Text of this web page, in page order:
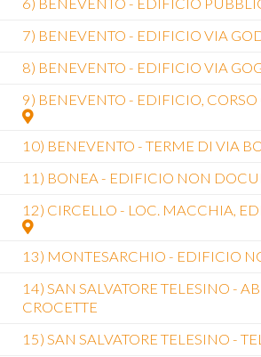
6) BENEVENTO - EDIFICIO
7) BENEVENTO - EDIFICIO VIA
8) BENEVENTO - EDIFICIO VIA
9) BENEVENTO - EDIFICIO,
10) BENEVENTO - TERME DI VIA
11) BONEA - EDIFICIO NON
12) CIRCELLO - LOC. MACCHIA,
13) MONTESARCHIO - EDIFICIO
14) SAN SALVATORE TELESINO -
CROCETTE
15) SAN SALVATORE TELESINO -